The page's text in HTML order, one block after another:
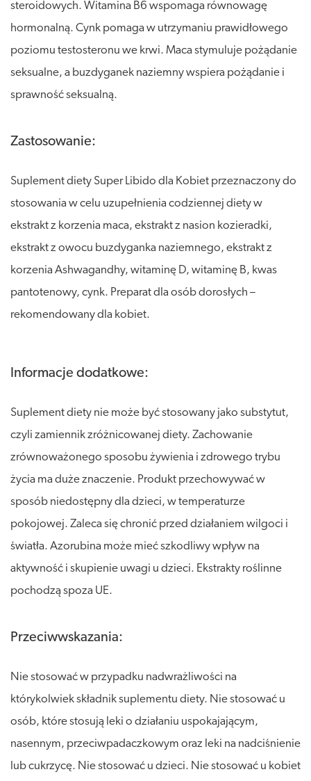
steroidowych. Witamina B6 wspomaga równowagę
hormonalną. Cynk pomaga w utrzymaniu prawidłowego
poziomu testosteronu we krwi. Maca stymuluje pożądanie
seksualne, a buzdyganek naziemny wspiera pożądanie i
sprawność seksualną.
Zastosowanie:
Suplement diety Super Libido dla Kobiet przeznaczony do
stosowania w celu uzupełnienia codziennej diety w
ekstrakt z korzenia maca, ekstrakt z nasion kozieradki,
ekstrakt z owocu buzdyganka naziemnego, ekstrakt z
korzenia Ashwagandhy, witaminę D, witaminę B, kwas
pantotenowy, cynk. Preparat dla osób dorosłych –
rekomendowany dla kobiet.
Informacje dodatkowe:
Suplement diety nie może być stosowany jako substytut,
czyli zamiennik zróżnicowanej diety. Zachowanie
zrównoważonego sposobu żywienia i zdrowego trybu
życia ma duże znaczenie. Produkt przechowywać w
sposób niedostępny dla dzieci, w temperaturze
pokojowej. Zaleca się chronić przed działaniem wilgoci i
światła. Azorubina może mieć szkodliwy wpływ na
aktywność i skupienie uwagi u dzieci. Ekstrakty roślinne
pochodzą spoza UE.
Przeciwwskazania:
Nie stosować w przypadku nadwrażliwości na
którykolwiek składnik suplementu diety. Nie stosować u
osób, które stosują leki o działaniu uspokajającym,
nasennym, przeciwpadaczkowym oraz leki na nadciśnienie
lub cukrzycę. Nie stosować u dzieci. Nie stosować u kobiet